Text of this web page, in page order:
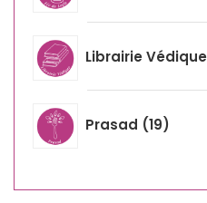
Librairie Védique
Prasad 19